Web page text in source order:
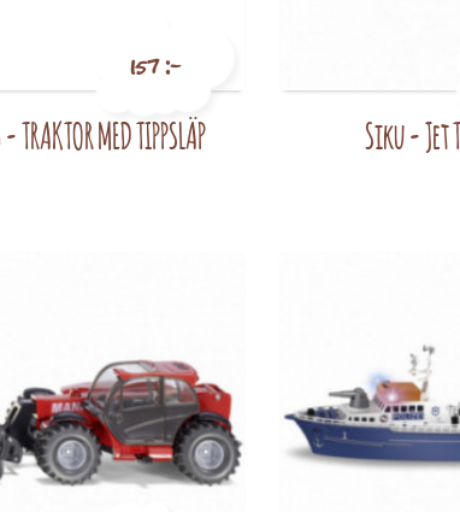
Pris
157 :-
TRAKTOR MED TIPPSLÄP Siku -